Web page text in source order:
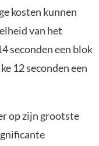
kosten kunnen
van het
seconden een blok
12 seconden een
op zijn grootste